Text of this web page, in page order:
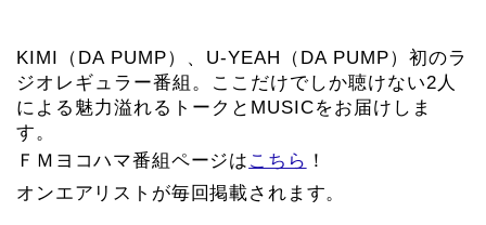
KIMI（DA PUMP）、U-YEAH（DA PUMP）初のラ
ジオレギュラー番組。ここだけでしか聴けない2人
による魅力溢れるトークとMUSICをお届けしま
す。
ＦＭヨコハマ番組ページは こちら ！
オンエアリストが毎回掲載されます。